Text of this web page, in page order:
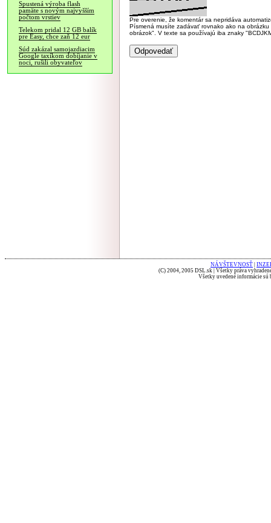
Spustená výroba flash
pamäte s novým najvyšším
počtom vrstiev
Telekom pridal 12 GB balík
pre Easy, chce zaň 12 eur
Súd zakázal samojazdiacim
Google taxíkom dobíjanie v
noci, rušili obyvateľov
Pre overenie, že komentár sa nepridáva
Písmená musíte zadávať rovnako ako na
obrázok". V texte sa používajú iba znaky
NÁVŠTEVNOSŤ
(C) 2004, 2005 DSL.sk | Všetky práva
Všetky uvedené informácie sú